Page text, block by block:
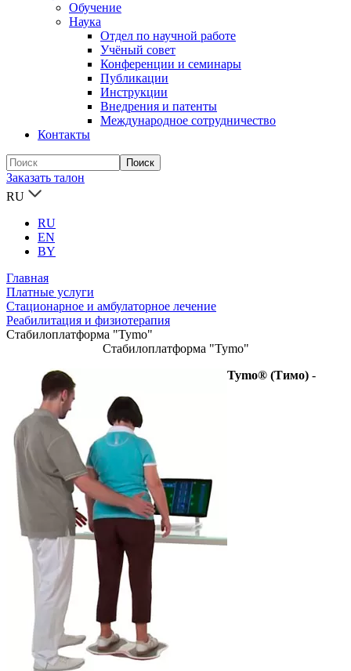
Обучение
Наука
Отдел по научной работе
Учёный совет
Конференции и семинары
Публикации
Инструкции
Внедрения и патенты
Международное сотрудничество
Контакты
Заказать талон
RU
RU
EN
BY
Главная
Платные услуги
Стационарное и амбулаторное лечение
Реабилитация и физиотерапия
Стабилоплатформа "Tymo"
Стабилоплатформа "Tymo"
Tymo® (Тимо) -